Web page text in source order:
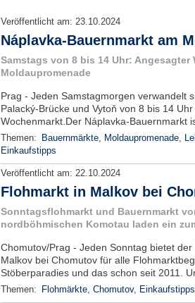
Veröffentlicht am: 23.10.2024
Náplavka-Bauernmarkt am
Samstags von 8 bis 14 Uhr: Angesagter
Moldaupromenade
Prag - Jeden Samstagmorgen verwandelt
Palacký-Brücke und Vytoň von 8 bis 14
Wochenmarkt.Der Náplavka-Bauernmarkt
Themen: Bauernmärkte, Moldaupromenade,
Einkaufstipps
Veröffentlicht am: 22.10.2024
Flohmarkt in Malkov bei
Sonntagsflohmarkt und Bauernmarkt
nordböhmischen Komotau laden ein
Chomutov/Prag - Jeden Sonntag bietet der
Malkov bei Chomutov für alle
Stöberparadies und das schon seit 2011.
Themen: Flohmärkte, Chomutov, Einkaufstipps